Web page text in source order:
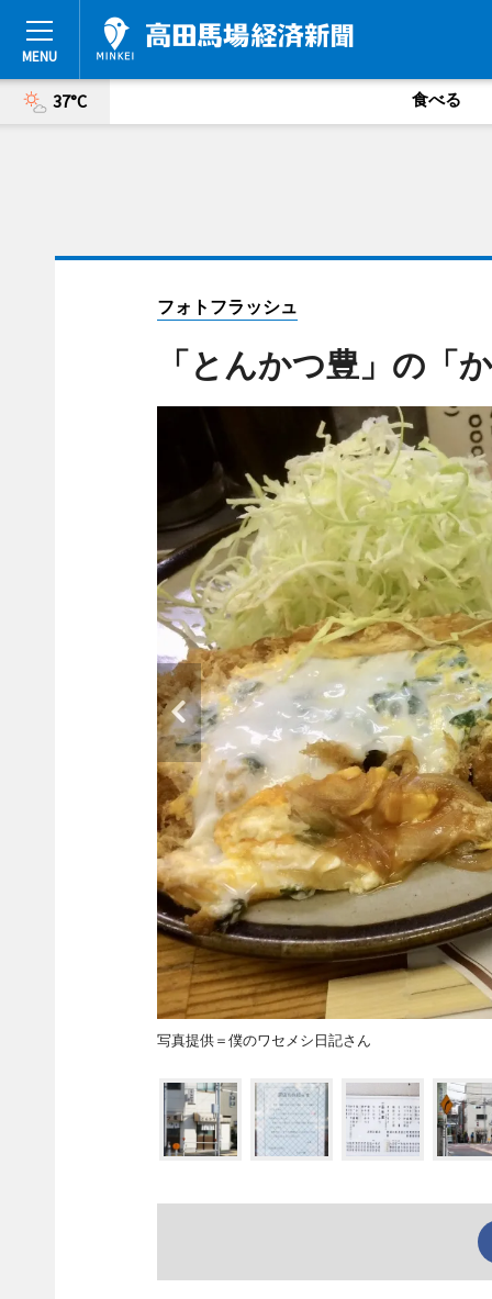
37°C 食べる
フォトフラッシュ
「とんかつ豊」の「
写真提供＝僕のワセメシ日記さん